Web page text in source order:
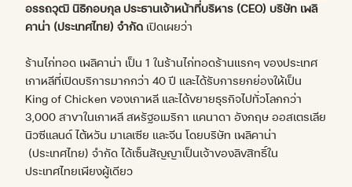
อรรถวุฒิ นิธิกอบกุล ประธานเจ้าหน้าที่บริหาร (CEO)บริษัท เพลิ
คาน่า (ประเทศไทย)จำกัด เปิดเผยว่า
ร้านไก่ทอด เพลิคาน่า เป็น 1 ในร้านไก่ทอดร้านแรกๆ ของประเทศ
เกาหลีที่เปิดบริการมากกว่า 40 ปี และได้รับการยกย่องให้เป็น
King of Chicken ของเกาหลี และได้ขยายธุรกิจไปทั่วโลกกว่า
3,000 สาขาในเกาหลี สหรัฐอเมริกา แคนาดา อังกฤษ ออสเตรเลีย
นิวซีแลนด์ ไต้หวัน มาเลเซีย และจีน โดยบริษัท เพลิคาน่า
(ประเทศไทย) จำกัด ได้เซ็นสัญญาเป็นเจ้าของลิขสิทธิ์ใน
ประเทศไทยเพียงผู้เดียว